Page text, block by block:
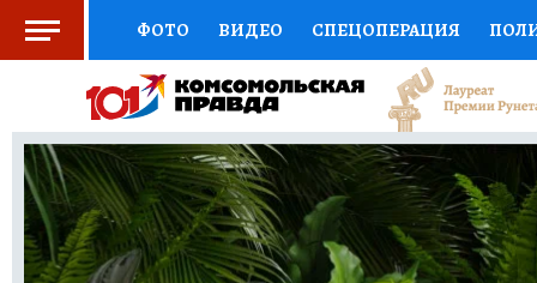
ФОТО ВИДЕО СПЕЦОПЕРАЦИЯ
СОЦПОДДЕРЖКА НАУКА СПОРТ
ВЫБОР ЭКСПЕРТОВ ДОКТОР
КНИЖНАЯ ПОЛКА ПРОГНОЗЫ НА СПОРТ
ПРЕСС-ЦЕНТР НЕДВИЖИМОСТЬ